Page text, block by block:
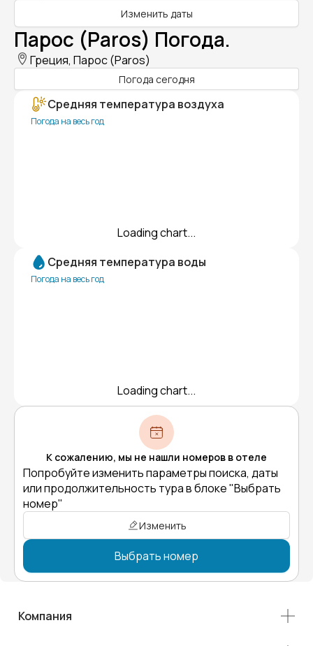
Изменить даты
Парос (Paros) Погода.
Греция, Парос (Paros)
Погода сегодня
Средняя температура воздуха
Погода на весь год
Loading chart...
Средняя температура воды
Погода на весь год
Loading chart...
К сожалению, мы не нашли номеров в отеле
Попробуйте изменить параметры поиска, даты
или продолжительность тура в блоке "Выбрать
номер"
Изменить
Выбрать номер
Компания